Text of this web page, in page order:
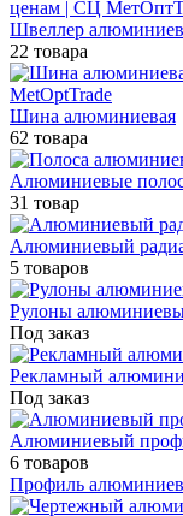
Швеллер
22 товара
Шина алюминиевая
62 товара
Алюминиевые
31 товар
Алюминиевый
5 товаров
Рулоны
Под заказ
Рекламный
Под заказ
Алюминиевый
6 товаров
Профиль